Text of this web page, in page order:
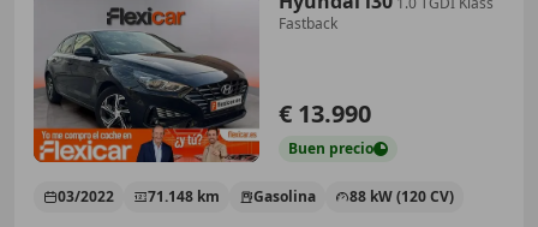
Fastback
€ 13.990
Buen precio
03/2022 71.148 km Gasolina 88 kW (120 CV)